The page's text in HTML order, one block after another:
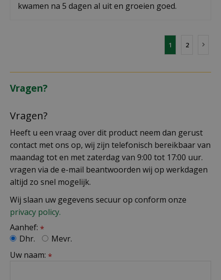
kwamen na 5 dagen al uit en groeien goed.
1 2
Vragen?
Vragen?
Heeft u een vraag over dit product neem dan gerust
contact met ons op, wij zijn telefonisch bereikbaar van
maandag tot en met zaterdag van 9:00 tot 17:00 uur.
vragen via de e-mail beantwoorden wij op werkdagen
altijd zo snel mogelijk.
Wij slaan uw gegevens secuur op conform onze
privacy policy.
Aanhef: *
Dhr.
Mevr.
Uw naam: *